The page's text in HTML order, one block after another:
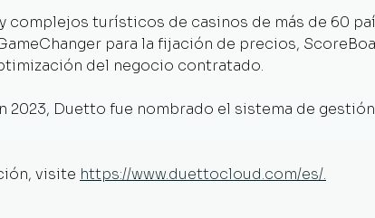
complejos turísticos de casinos de más de 60
para la fijación de precios,
del negocio contratado.
2023, Duetto fue nombrado el sistema de
visite https://www.duettocloud.com/es/.